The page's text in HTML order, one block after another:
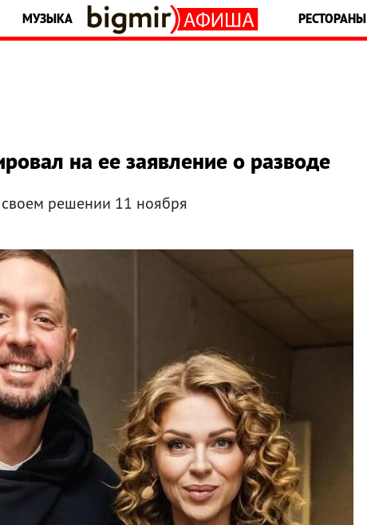
МУЗЫКА РЕСТОРАНЫ
на ее заявление о разводе
решении 11 ноября